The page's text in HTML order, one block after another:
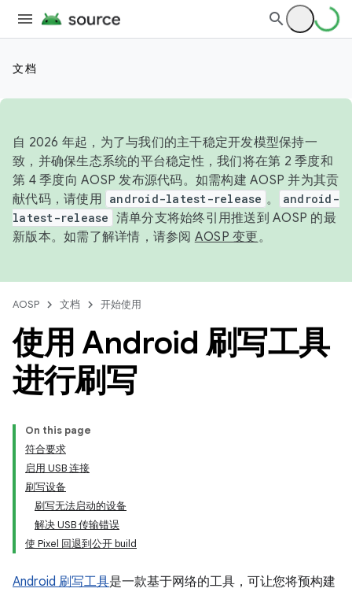
文档
自 2026 年起，为了与我们的主干稳定开发模型保持一
致，并确保生态系统的平台稳定性，我们将在第 2 季度和
第 4 季度向 AOSP 发布源代码。如需构建 AOSP 并为其贡
献代码，请使用 android-latest-release 。
android-
latest-release 清单分支将始终引用推送到 AOSP 的最
新版本。如需了解详情，请参阅 AOSP 变更。
AOSP 文档 开始使用
使用 Android 刷写工具
进行刷写
On this page
符合要求
启用 USB 连接
刷写设备
刷写无法启动的设备
解决 USB 传输错误
使 Pixel 回退到公开 build
Android 刷写工具是一款基于网络的工具，可让您将预构建